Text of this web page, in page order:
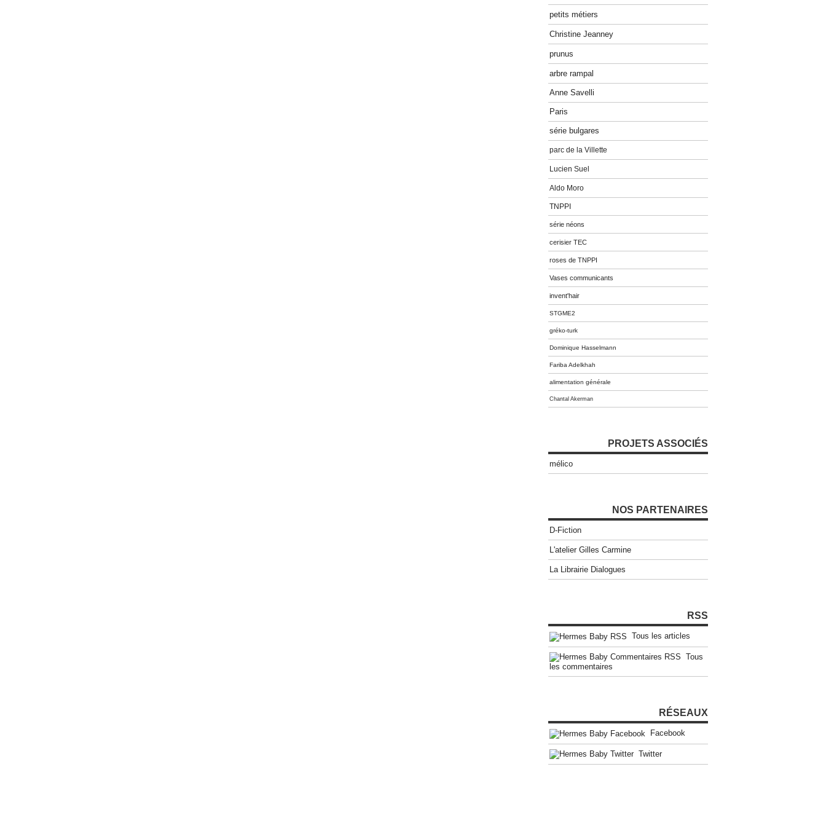
petits métiers
Christine Jeanney
prunus
arbre rampal
Anne Savelli
Paris
série bulgares
parc de la Villette
Lucien Suel
Aldo Moro
TNPPI
série néons
cerisier TEC
roses de TNPPI
Vases communicants
invent'hair
STGME2
gréko-turk
Dominique Hasselmann
Fariba Adelkhah
alimentation générale
Chantal Akerman
PROJETS ASSOCIÉS
mélico
NOS PARTENAIRES
D-Fiction
L'atelier Gilles Carmine
La Librairie Dialogues
RSS
Tous les articles
Tous
les commentaires
RÉSEAUX
Facebook
Twitter